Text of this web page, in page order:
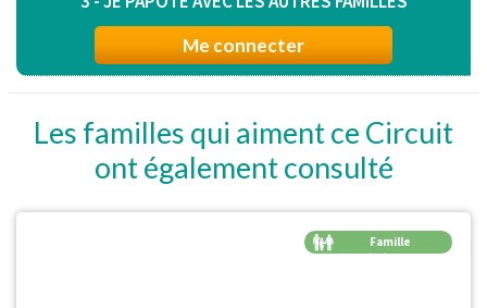
Me connecter
Les familles qui aiment ce Circuit
ont également consulté
Famille